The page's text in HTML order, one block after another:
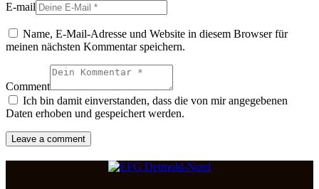
E-mail
Name, E-Mail-Adresse und Website in diesem Browser für
meinen nächsten Kommentar speichern.
Comment
Ich bin damit einverstanden, dass die von mir angegebenen
Daten erhoben und gespeichert werden.